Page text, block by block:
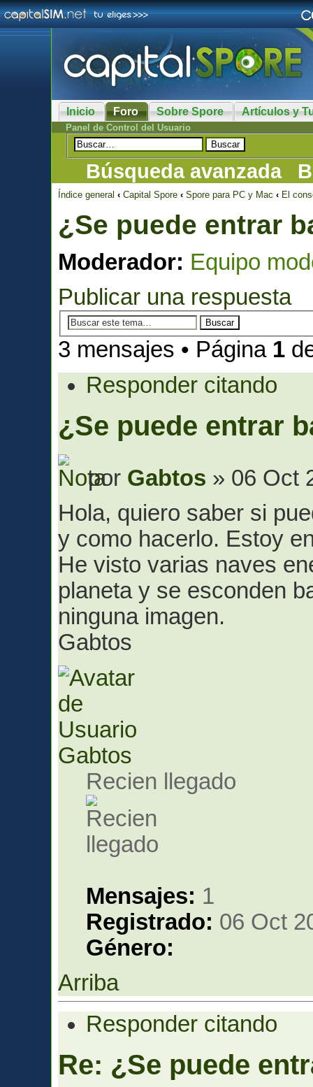
Inicio Foro Sobre Spore Artículos y
Panel de Control del Usuario
Búsqueda avanzada
Índice general ‹ Capital Spore ‹ Spore para PC y Mac ‹ El
¿Se puede entrar
Moderador: Equipo
Publicar una respuesta
3 mensajes • Página 1
Responder citando
¿Se puede entrar
por Gabtos » 06 Oct
Hola, quiero saber si
y como hacerlo. Estoy
He visto varias naves
planeta y se esconden
ninguna imagen.
Gabtos
Gabtos
Recien llegado
Mensajes: 1
Registrado: 06 Oct
Género:
Arriba
Responder citando
Re: ¿Se puede